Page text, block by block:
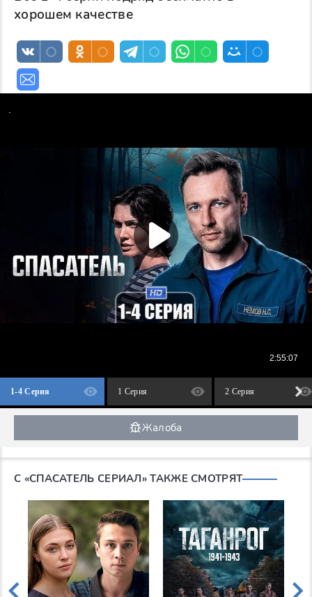
хорошем качестве
1-4 Серия 1 Серия 2 Серия
Жалоба
С «СПАСАТЕЛЬ СЕРИАЛ» ТАКЖЕ СМОТРЯТ